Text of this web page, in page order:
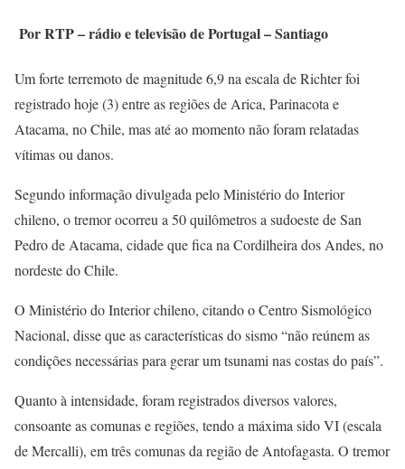
Por RTP – rádio e televisão de Portugal – Santiago
Um forte terremoto de magnitude 6,9 na escala de Richter foi
registrado hoje (3) entre as regiões de Arica, Parinacota e
Atacama, no Chile, mas até ao momento não foram relatadas
vítimas ou danos.
Segundo informação divulgada pelo Ministério do Interior
chileno, o tremor ocorreu a 50 quilômetros a sudoeste de San
Pedro de Atacama, cidade que fica na Cordilheira dos Andes, no
nordeste do Chile.
O Ministério do Interior chileno, citando o Centro Sismológico
Nacional, disse que as características do sismo “não reúnem as
condições necessárias para gerar um tsunami nas costas do país”.
Quanto à intensidade, foram registrados diversos valores,
consoante as comunas e regiões, tendo a máxima sido VI (escala
de Mercalli), em três comunas da região de Antofagasta. O tremor